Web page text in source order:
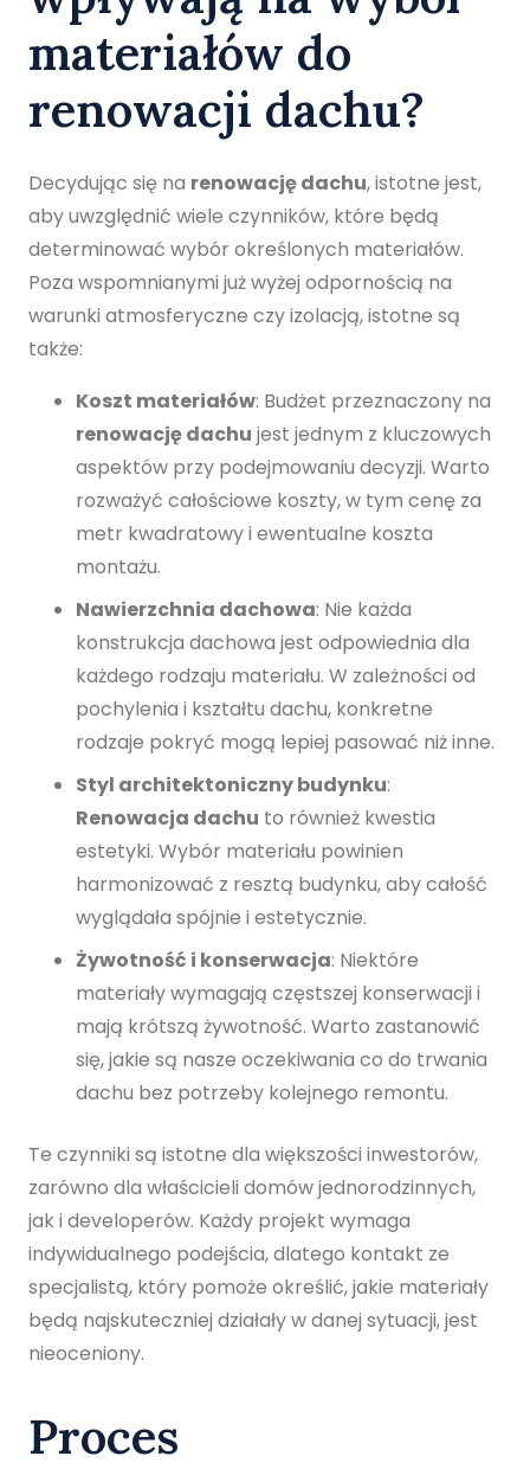
materiałów do
renowacji dachu?
Decydując się na renowację dachu, istotne jest,
aby uwzględnić wiele czynników, które będą
determinować wybór określonych materiałów.
Poza wspomnianymi już wyżej odpornością na
warunki atmosferyczne czy izolacją, istotne są
także:
Koszt materiałów: Budżet przeznaczony na
renowację dachu jest jednym z kluczowych
aspektów przy podejmowaniu decyzji. Warto
rozważyć całościowe koszty, w tym cenę za
metr kwadratowy i ewentualne koszta
montażu.
Nawierzchnia dachowa: Nie każda
konstrukcja dachowa jest odpowiednia dla
każdego rodzaju materiału. W zależności od
pochylenia i kształtu dachu, konkretne
rodzaje pokryć mogą lepiej pasować niż inne.
Styl architektoniczny budynku:
Renowacja dachu to również kwestia
estetyki. Wybór materiału powinien
harmonizować z resztą budynku, aby całość
wyglądała spójnie i estetycznie.
Żywotność i konserwacja: Niektóre
materiały wymagają częstszej konserwacji i
mają krótszą żywotność. Warto zastanowić
się, jakie są nasze oczekiwania co do trwania
dachu bez potrzeby kolejnego remontu.
Te czynniki są istotne dla większości inwestorów,
zarówno dla właścicieli domów jednorodzinnych,
jak i developerów. Każdy projekt wymaga
indywidualnego podejścia, dlatego kontakt ze
specjalistą, który pomoże określić, jakie materiały
będą najskuteczniej działały w danej sytuacji, jest
nieoceniony.
Proces